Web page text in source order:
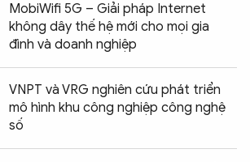
MobiWifi 5G – Giải pháp Internet
không dây thế hệ mới cho mọi gia
đình và doanh nghiệp
VNPT và VRG nghiên cứu phát triển
mô hình khu công nghiệp công nghệ
số